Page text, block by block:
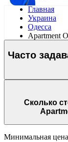
Главная
Украина
Одесса
Apartment
Часто
Сколько стоит
Минимальная цена